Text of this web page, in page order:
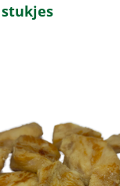
stukjes